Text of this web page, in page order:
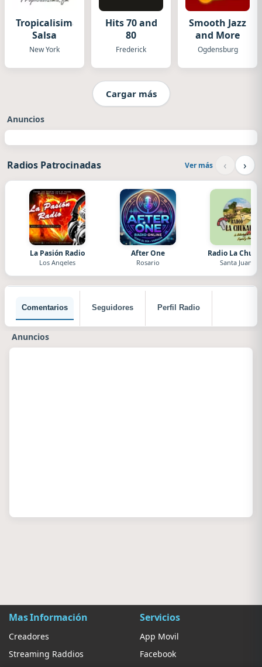
Tropicalisima
Salsa
New York
Hits 70 and
80
Frederick
Smooth Jazz
and More
Ogdensburg
Cargar más
Anuncios
Radios Patrocinadas Ver más ‹ ›
La Pasión Radio
Los Angeles
After One
Rosario
Radio La
Santa Juana
Comentarios Seguidores Perfil Radio
Anuncios
Mas Información
Creadores
Streaming Raddios
Servicios
App Movil
Facebook